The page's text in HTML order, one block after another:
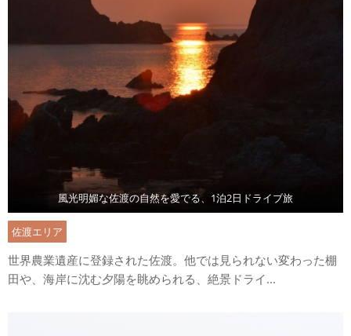
風光明媚な佐渡の自然を愛でる、1泊2日ドライブ旅
佐渡エリア
世界農業遺産に登録された佐渡。他では見られない変わった棚
田や、海岸に沈む夕陽を眺められる、絶景ドライ...